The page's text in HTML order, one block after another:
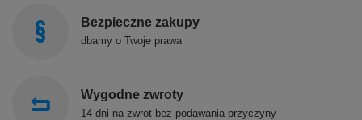
Bezpieczne zakupy
dbamy o Twoje prawa
Wygodne zwroty
14 dni na zwrot bez podawania przyczyny